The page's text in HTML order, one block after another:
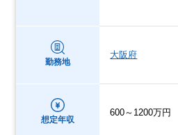
勤務地
大阪府
想定年収
600～1200万円